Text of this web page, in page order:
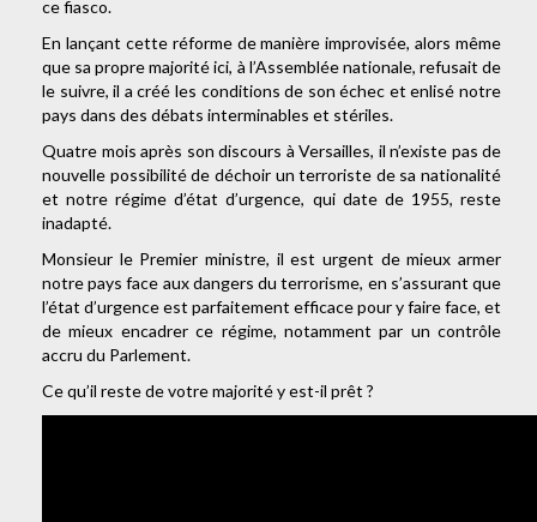
ce fiasco.
En lançant cette réforme de manière improvisée, alors même
que sa propre majorité ici, à l’Assemblée nationale, refusait de
le suivre, il a créé les conditions de son échec et enlisé notre
pays dans des débats interminables et stériles.
Quatre mois après son discours à Versailles, il n’existe pas de
nouvelle possibilité de déchoir un terroriste de sa nationalité
et notre régime d’état d’urgence, qui date de 1955, reste
inadapté.
Monsieur le Premier ministre, il est urgent de mieux armer
notre pays face aux dangers du terrorisme, en s’assurant que
l’état d’urgence est parfaitement efficace pour y faire face, et
de mieux encadrer ce régime, notamment par un contrôle
accru du Parlement.
Ce qu’il reste de votre majorité y est-il prêt ?